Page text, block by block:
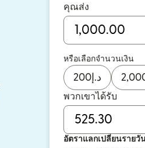
คุณส่ง
หรือเลือกจำนวนเงิน
د.إ 200
พวกเขาได้รับ
อัตราแลกเปลี่ยนรายวั